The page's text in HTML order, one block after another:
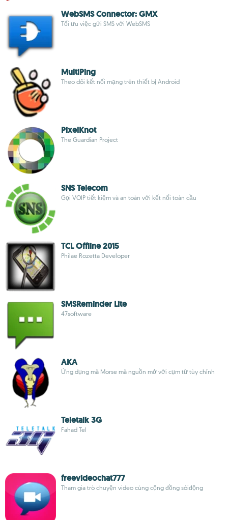
WebSMS Connector: GMX
Tối ưu việc gửi SMS với WebSMS
MultiPing
Theo dõi kết nối mạng trên thiết bị Android
PixelKnot
The Guardian Project
SNS Telecom
Gọi VOIP tiết kiệm và an toàn với kết nối toàn cầu
TCL Offline 2015
Philae Rozetta Developer
SMSReminder Lite
47software
AKA
Ứng dụng mã Morse mã nguồn mở với cụm từ tùy chỉnh
Teletalk 3G
Fahad Tel
freevideochat777
Tham gia trò chuyện video cùng cộng đồng sôiđộng